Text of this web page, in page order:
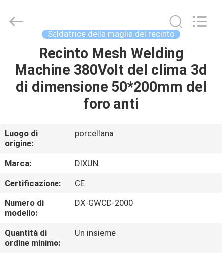
PRODOTTI
DI
VR
CIRCA
NOI
GIRO
DELLA
Mesh
Products
Saldatrice della maglia del recinto
Recinto Mesh Welding
Machine 380Volt del clima 3d
di dimensione 50*200mm del
foro anti
Luogo di
origine:
porcellana
Marca:
DIXUN
Certificazione:
CE
Numero di
modello:
DX-GWCD-2000
Quantità di
ordine minimo:
Un insieme